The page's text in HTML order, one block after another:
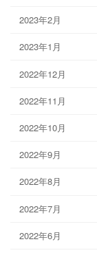
2023年2月
2023年1月
2022年12月
2022年11月
2022年10月
2022年9月
2022年8月
2022年7月
2022年6月